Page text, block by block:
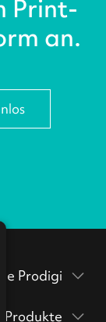
Print-
an.
Prodigi
Produkte